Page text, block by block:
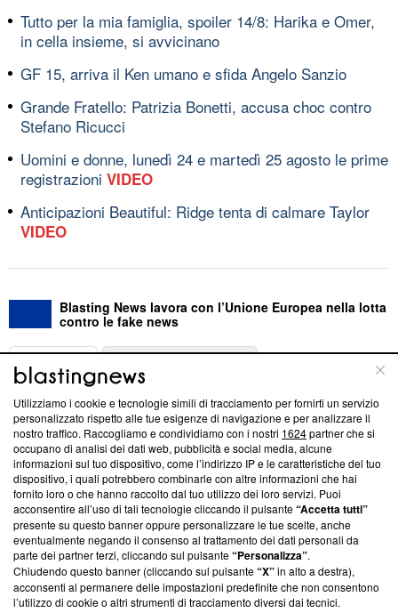
Tutto per la mia famiglia, spoiler 14/8: Harika e Omer,
in cella insieme, si avvicinano
GF 15, arriva il Ken umano e sfida Angelo Sanzio
Grande Fratello: Patrizia Bonetti, accusa choc contro
Stefano Ricucci
Uomini e donne, lunedì 24 e martedì 25 agosto le prime
registrazioni VIDEO
Anticipazioni Beautiful: Ridge tenta di calmare Taylor
VIDEO
Blasting News lavora con l’Unione Europea nella lotta
contro le fake news
ABOUT
Questa sezione offre informazioni trasparenti su Blasting
News, sui nostri processi editoriali e su come ci impegniamo a
creare news di qualità. Inoltre, afferma la nostra aderenza a
‘Trust Project - News with Integrity’Blasting News non è
ancora membro del programma, ma ha richiesto di farne
parte; Trust Project non ha ancora effettuato una verifica di
conformità agli standard.
Su di noi
Team editoriale
Utilizziamo i cookie e tecnologie simili di tracciamento per fornirti un servizio
personalizzato rispetto alle tue esigenze di navigazione e per analizzare il
nostro traffico. Raccogliamo e condividiamo con i nostri 1624partner che si
occupano di analisi dei dati web, pubblicità e social media, alcune
informazioni sul tuo dispositivo, come l’indirizzo IP e le caratteristiche del tuo
dispositivo, i quali potrebbero combinarle con altre informazioni che hai
fornito loro o che hanno raccolto dal tuo utilizzo dei loro servizi. Puoi
acconsentire all’uso di tali tecnologie cliccando il pulsante“Accetta tutti”
presente su questo banner oppure personalizzare le tue scelte, anche
eventualmente negando il consenso al trattamento dei dati personali da
parte dei partner terzi, cliccando sul pulsante“Personalizza”.
Chiudendo questo banner (cliccando sul pulsante“X”in alto a destra),
acconsenti al permanere delle impostazioni predefinite che non consentono
l’utilizzo di cookie o altri strumenti di tracciamento diversi dai tecnici.